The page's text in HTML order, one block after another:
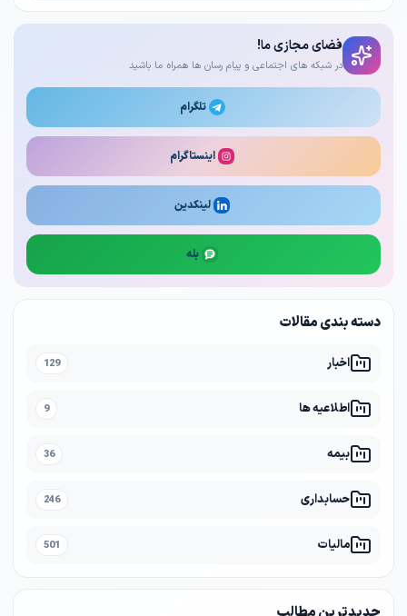
فضای مجازی ما!
در شبکه های اجتماعی و پیام رسان ها همراه ما باشید
تلگرام
اینستاگرام
لینکدین
بله
دسته بندی مقالات
اخبار 129
اطلاعیه ها 9
بیمه 36
حسابداری 246
مالیات 501